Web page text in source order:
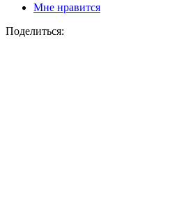
Мне нравится
Поделиться: